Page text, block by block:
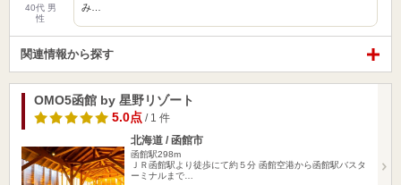
40代 男
性
み…
関連情報から探す
OMO5函館 by 星野リゾート
5.0点 / 1 件
北海道 / 函館市
函館駅298m
ＪＲ函館駅より徒歩にて約５分 函館空港から函館駅バスタ
ーミナルまで…